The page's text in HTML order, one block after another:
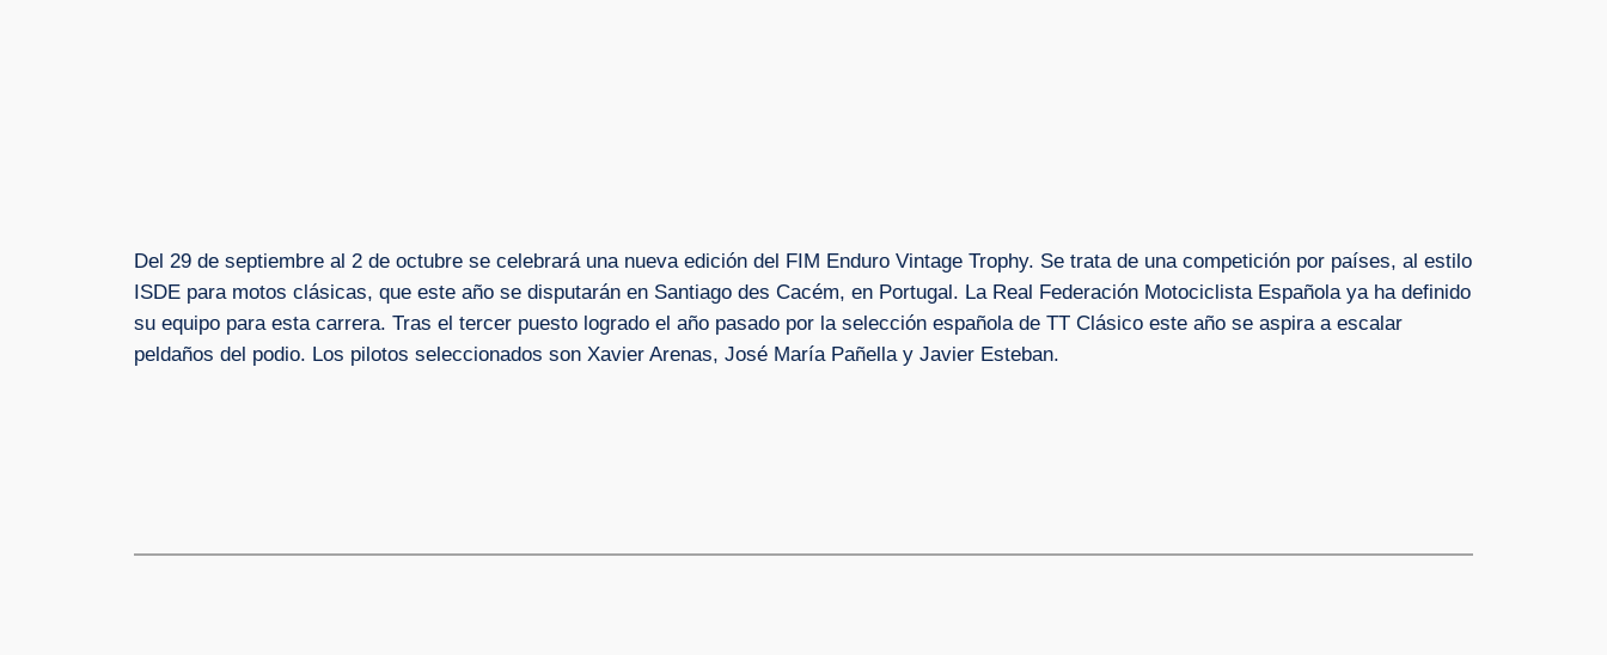
Del 29 de septiembre al 2 de octubre se celebrará una nueva edición del FIM Enduro Vintage Trophy. Se trata de una competición por países, al estilo
ISDE para motos clásicas, que este año se disputarán en Santiago des Cacém, en Portugal. La Real Federación Motociclista Española ya ha definido
su equipo para esta carrera. Tras el tercer puesto logrado el año pasado por la selección española de TT Clásico este año se aspira a escalar
peldaños del podio. Los pilotos seleccionados son Xavier Arenas, José María Pañella y Javier Esteban.